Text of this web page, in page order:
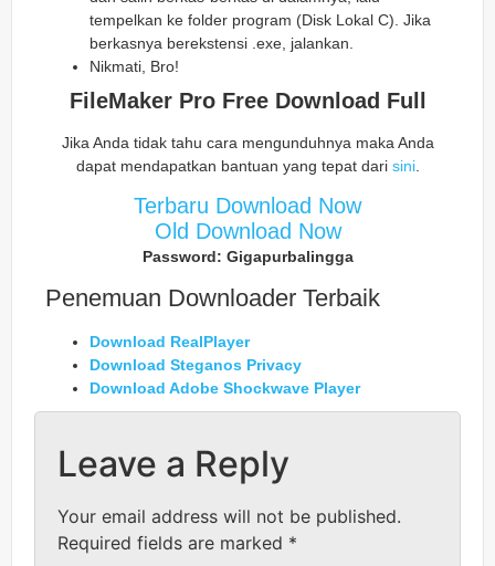
tempelkan ke folder program (Disk Lokal C). Jika
berkasnya berekstensi .exe, jalankan.
Nikmati, Bro!
FileMaker Pro Free Download Full
Jika Anda tidak tahu cara mengunduhnya maka Anda
dapat mendapatkan bantuan yang tepat dari sini.
Terbaru Download Now
Old Download Now
Password: Gigapurbalingga
Penemuan Downloader Terbaik
Download RealPlayer
Download Steganos Privacy
Download Adobe Shockwave Player
Leave a Reply
Your email address will not be published.
Required fields are marked *